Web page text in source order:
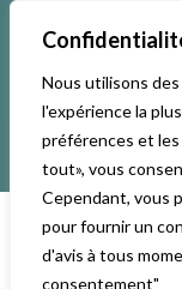
Nous utilisons
l'expérience la
préférences et
tout», vous
Cependant, vous
pour fournir un
d'avis à tous
consentement"
« Tous les